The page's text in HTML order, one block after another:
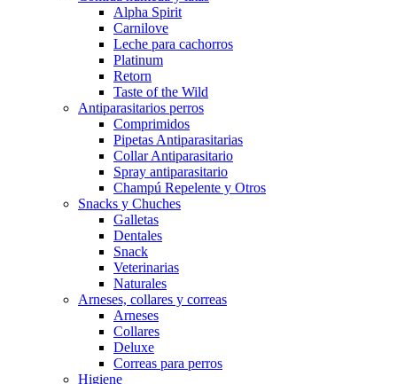
Alpha Spirit
Carnilove
Leche para cachorros
Platinum
Retorn
Taste of the Wild
Antiparasitarios perros
Comprimidos
Pipetas Antiparasitarias
Collar Antiparasitario
Spray antiparasitario
Champú Repelente y Otros
Snacks y Chuches
Galletas
Dentales
Snack
Veterinarias
Naturales
Arneses, collares y correas
Arneses
Collares
Deluxe
Correas para perros
Higiene